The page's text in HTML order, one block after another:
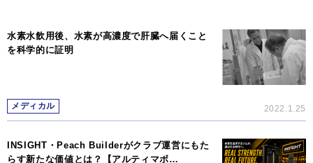
水素水飲用後、水素が高濃度で肝臓へ届くこと
を科学的に証明
メディカル 2022.1.25
INSIGHT・Peach Builderがクラブ運営にもた
らす新たな価値とは？【アルティマボ…